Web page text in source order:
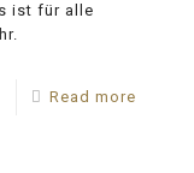
ist für alle
Read more